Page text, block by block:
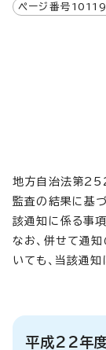
ページ番号
地方自治法第
監査の結果に基
該通知に係る事
なお、併せて通
いても、当該通知
平成22年